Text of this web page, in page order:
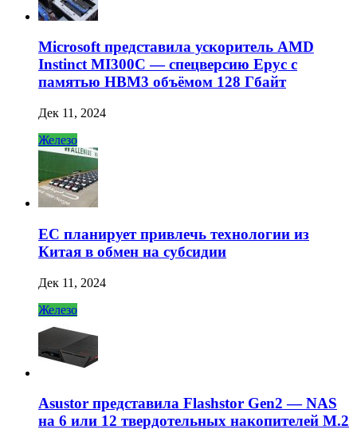
Microsoft представила ускоритель AMD
Instinct MI300C — спецверсию Epyc с
памятью HBM3 объёмом 128 Гбайт
Дек 11, 2024
Железо
ЕС планирует привлечь технологии из
Китая в обмен на субсидии
Дек 11, 2024
Железо
Asustor представила Flashstor Gen2 — NAS
на 6 или 12 твердотельных накопителей M.2